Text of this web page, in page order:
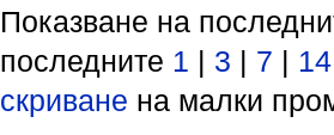
Показване на
последните 1 | 3 | 7 | 14
скриване на малки